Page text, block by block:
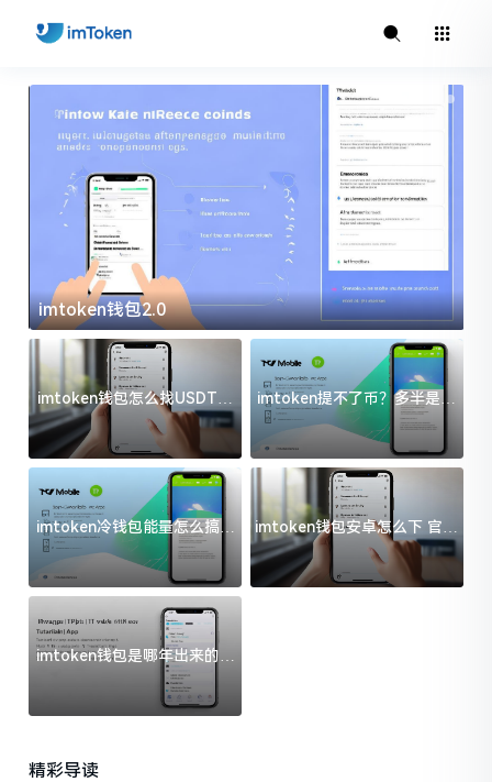
imtoken钱包2.0
imtoken钱包怎么找USDT地
址？三步搞定不踩坑
imtoken提不了币？多半是这
几件事没处理好
imtoken冷钱包能量怎么搞？
过来人告诉你门道
imtoken钱包安卓怎么下 官方
渠道避坑指南
imtoken钱包是哪年出来的？
一文给你说清楚
精彩导读